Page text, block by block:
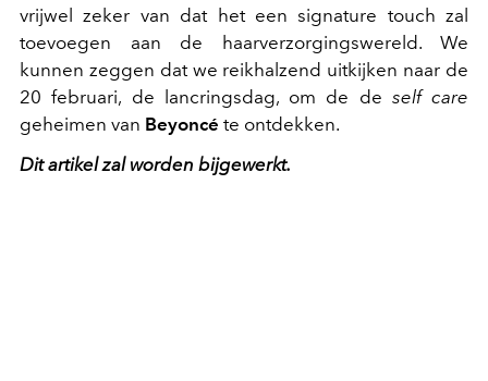
vrijwel zeker van dat het een signature touch zal
toevoegen aan de haarverzorgingswereld. We
kunnen zeggen dat we reikhalzend uitkijken naar de
20 februari, de lancringsdag, om de de self care
geheimen van Beyoncé te ontdekken.
Dit artikel zal worden bijgewerkt.